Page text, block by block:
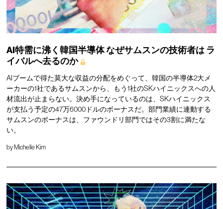
AI特需に沸く韓国半導体なぜサムスンの技術者は ラ
イバルへ去るのか
AIブームで得た莫大な収益の分配をめぐって、韓国の半導体2大メ
ーカーの1社であるサムスンから、もう1社のSKハイニックスへの人
材流出が止まらない。決め手になっているのは、SKハイニックス
が支払う予定の47万6000ドルのボーナスだ。部門業績に連動する
サムスンのボーナスは、ファウンドリ部門ではその3割に満たな
い。
by Michelle Kim